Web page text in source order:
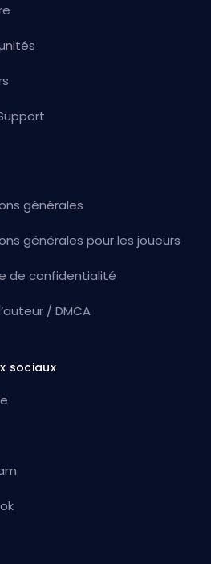
générales
générales pour les joueurs
de confidentialité
/ DMCA
sociaux